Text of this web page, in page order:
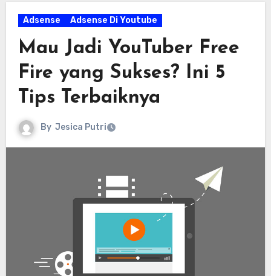
Adsense Adsense Di Youtube
Mau Jadi YouTuber Free
Fire yang Sukses? Ini 5
Tips Terbaiknya
By Jesica Putri